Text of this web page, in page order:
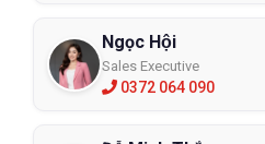
Ngọc Hội
Sales Executive
0372 064 090